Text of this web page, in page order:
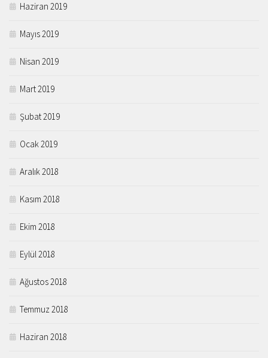
Haziran 2019
Mayıs 2019
Nisan 2019
Mart 2019
Şubat 2019
Ocak 2019
Aralık 2018
Kasım 2018
Ekim 2018
Eylül 2018
Ağustos 2018
Temmuz 2018
Haziran 2018